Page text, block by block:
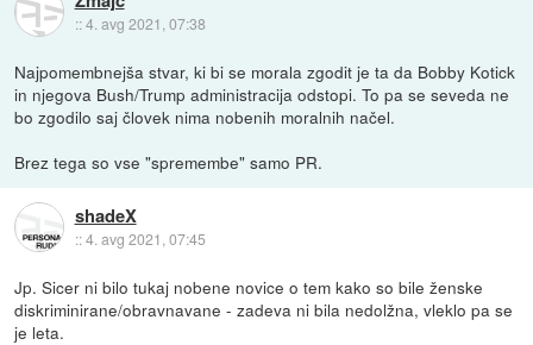
::4. avg 2021, 07:38
Najpomembnejša stvar, ki bi se morala zgodit je ta da Bobby Kotick
in njegova Bush/Trump administracija odstopi. To pa se seveda ne
bo zgodilo saj človek nima nobenih moralnih načel.
Brez tega so vse "spremembe" samo PR.
shadeX
::4. avg 2021, 07:45
Jp. Sicer ni bilo tukaj nobene novice o tem kako so bile ženske
diskriminirane/obravnavane - zadeva ni bila nedolžna, vleklo pa se
je leta.